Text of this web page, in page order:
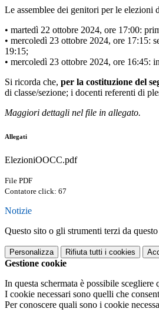
Le assemblee dei genitori per le elezioni
• martedì 22 ottobre 2024, ore 17:00:
• mercoledì 23 ottobre 2024, ore 17:15:
19:15;
• mercoledì 23 ottobre 2024, ore 16:45:
Si ricorda che, per la costituzione del
di classe/sezione; i docenti referenti di
Maggiori dettagli nel file in allegato.
Allegati
ElezioniOOCC.pdf
File PDF
Contatore click: 67
Notizie
Questo sito o gli strumenti terzi da
Personalizza Rifiuta tutti i cookies
Gestione cookie
In questa schermata è possibile scegliere
I cookie necessari sono quelli che
Per conoscere quali sono i cookie